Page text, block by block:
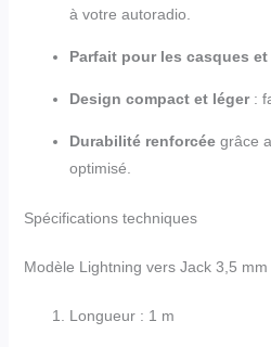
à votre autoradio.
Parfait pour les casques
Design compact et léger:
Durabilité renforcéegrâce
optimisé.
Spécifications techniques
Modèle Lightning vers Jack 3,5 mm
Longueur : 1 m